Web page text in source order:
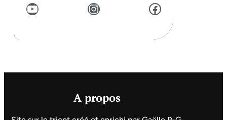
YouTube Instagram Facebook
A propos